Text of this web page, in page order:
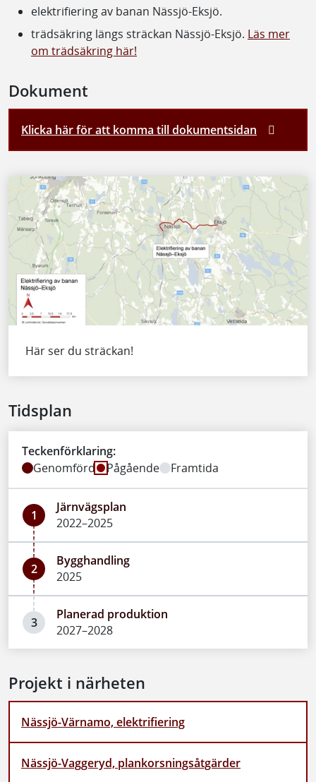
elektrifiering av banan Nässjö-Eksjö.
trädsäkring längs sträckan Nässjö-Eksjö. Läs mer
om trädsäkring här!
Dokument
Klicka här för att komma till dokumentsidan
Här ser du sträckan!
Tidsplan
Teckenförklaring:
Genomförd
Pågående Framtida
1
Järnvägsplan
2022–2025
2
Bygghandling
2025
3
Planerad produktion
2027–2028
Projekt i närheten
Nässjö-Värnamo, elektrifiering
Nässjö-Vaggeryd, plankorsningsåtgärder